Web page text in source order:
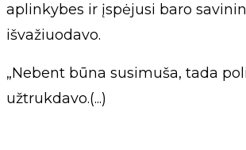
aplinkybes ir įspėjusi baro
išvažiuodavo.
„Nebent būna susimuša, tada
užtrukdavo.(...)